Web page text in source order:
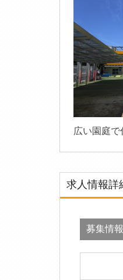
広い園庭で
求人情報詳
募集情報